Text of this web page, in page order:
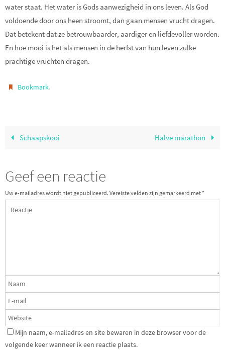
water staat. Het water is Gods aanwezigheid in ons leven. Als God
voldoende door ons heen stroomt, dan gaan mensen vrucht dragen.
Dat betekent dat ze betrouwbaarder, aardiger en liefdevoller worden.
En hoe mooi is het als mensen in de herfst van hun leven zulke
prachtige vruchten dragen.
Bookmark.
Schaapskooi Halve marathon
Geef een reactie
Uw e-mailadres wordt niet gepubliceerd. Vereiste velden zijn gemarkeerd met *
Mijn naam, e-mailadres en site bewaren in deze browser voor de
volgende keer wanneer ik een reactie plaats.